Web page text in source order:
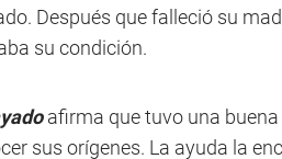
Después que falleció su
su condición.
afirma que tuvo una
sus orígenes. La ayuda la